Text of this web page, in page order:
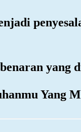
yang
Yang